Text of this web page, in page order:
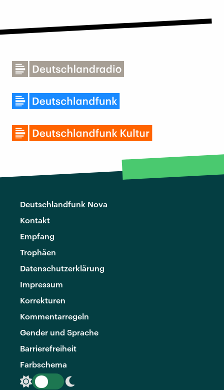
Deutschlandfunk Nova
Kontakt
Empfang
Trophäen
Datenschutzerklärung
Impressum
Korrekturen
Kommentarregeln
Gender und Sprache
Barrierefreiheit
Farbschema